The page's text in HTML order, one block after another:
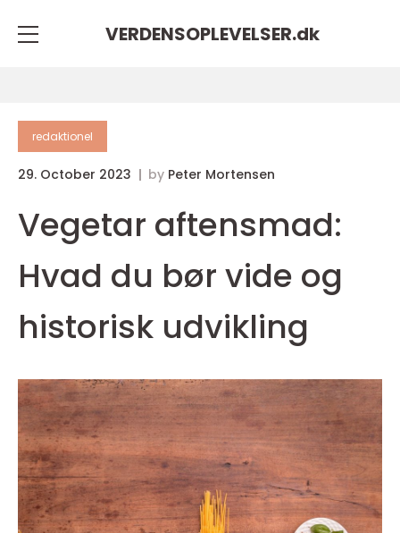
VERDENSOPLEVELSER.dk
redaktionel
29. October 2023 by Peter Mortensen
Vegetar aftensmad:
Hvad du bør vide og
historisk udvikling